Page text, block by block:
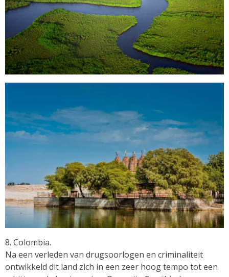
8. Colombia.
Na een verleden van drugsoorlogen en criminaliteit
ontwikkeld dit land zich in een zeer hoog tempo tot een